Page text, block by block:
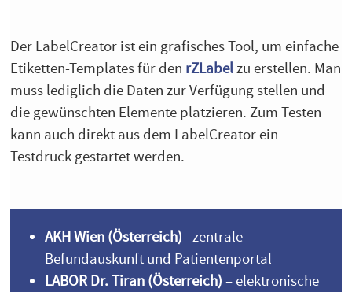
Der LabelCreator ist ein grafisches Tool, um einfache
Etiketten-Templates für den rZLabelzu erstellen. Man
muss lediglich die Daten zur Verfügung stellen und
die gewünschten Elemente platzieren. Zum Testen
kann auch direkt aus dem LabelCreator ein
Testdruck gestartet werden.
AKH Wien (Österreich)– zentrale
Befundauskunft und Patientenportal
LABOR Dr. Tiran (Österreich) – elektronische